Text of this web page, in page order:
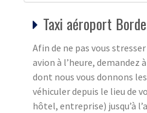
Taxi aéroport
Afin de ne pas vous
avion à l’heure, demandez
dont nous vous donnons
véhiculer depuis le lieu de
hôtel, entreprise) jusqu’à